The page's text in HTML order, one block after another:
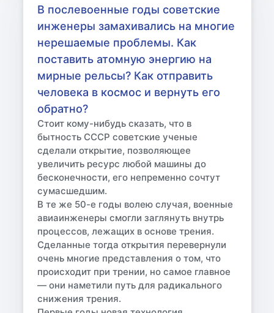
В послевоенные годы советские
инженеры замахивались на многие
нерешаемые проблемы. Как
поставить атомную энергию на
мирные рельсы? Как отправить
человека в космос и вернуть его
обратно?
Стоит кому-нибудь сказать, что в
бытность СССР советские ученые
сделали открытие, позволяющее
увеличить ресурс любой машины до
бесконечности, его непременно сочтут
сумасшедшим.
В те же 50-е годы волею случая, военные
авиаинженеры смогли заглянуть внутрь
процессов, лежащих в основе трения.
Сделанные тогда открытия перевернули
очень многие представления о том, что
происходит при трении, но самое главное
— они наметили путь для радикального
снижения трения.